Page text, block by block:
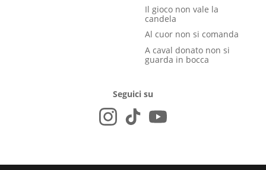
Il gioco non vale la
candela
Al cuor non si comanda
A caval donato non si
guarda in bocca
Seguici su